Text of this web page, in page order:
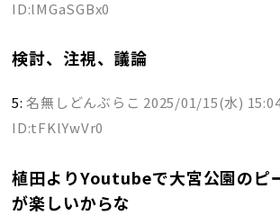
ID:lMGaSGBx0
検討、注視、議論
5:名無しどんぶらこ 2025/01/15(水)
ID:tFKlYwVr0
植田よりYoutubeで大宮公園のピ
が楽しいからな